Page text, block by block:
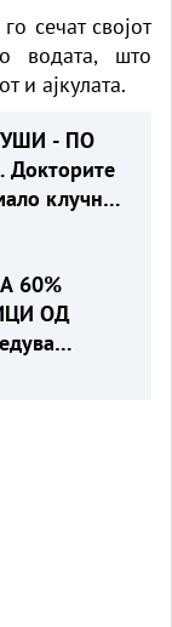
сечат својот
водата, што
и ајкулата.
- ПО
клучно
60%
ОД